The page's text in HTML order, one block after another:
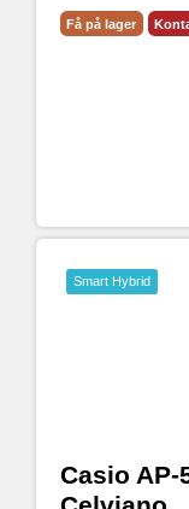
Få på lager
Smart Hybrid
Casio AP-